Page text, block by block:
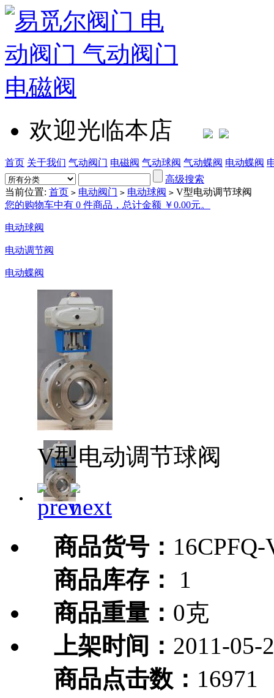
欢迎光临本店
首页 关于我们 气动阀门 电磁阀 气动球阀 气动蝶阀 电动蝶阀
高级搜索
当前位置: 首页 > 电动阀门 > 电动球阀 > V型电动调节球阀
您的购物车中有 0 件商品，总计金额 ￥0.00元。
电动球阀
电动调节阀
电动蝶阀
V型电动调节球阀
商品货号：
商品库存：
1
商品重量： 0克
上架时间： 2011-05-
商品点击数： 16971